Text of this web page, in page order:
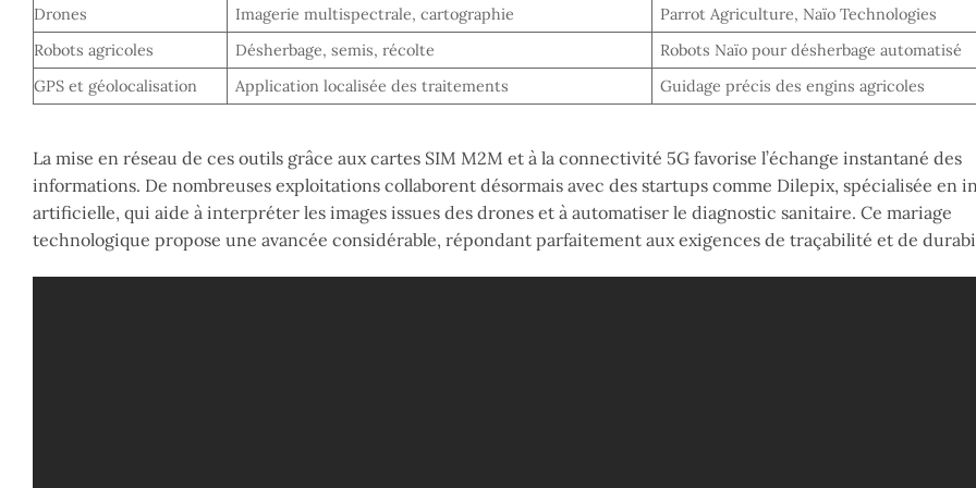
Drones
Imagerie multispectrale, cartographie
Parrot Agriculture, Naïo Technologies
Robots agricoles
Désherbage, semis, récolte
Robots Naïo pour désherbage automatisé
GPS et géolocalisation
Application localisée des traitements Guidage précis des engins agricoles
La mise en réseau de ces outils grâce aux cartes SIM M2M et à la connectivité 5G favorise l’échange instantané des
informations. De nombreuses exploitations collaborent désormais avec des startups comme Dilepix, spécialisée en
artificielle, qui aide à interpréter les images issues des drones et à automatiser le diagnostic sanitaire. Ce mariage
technologique propose une avancée considérable, répondant parfaitement aux exigences de traçabilité et de